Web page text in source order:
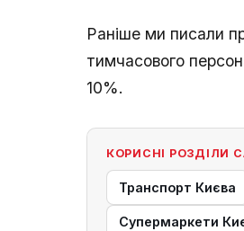
Раніше ми писали
тимчасового
10%.
КОРИСНІ РОЗДІЛИ
Транспорт Києва
Супермаркети